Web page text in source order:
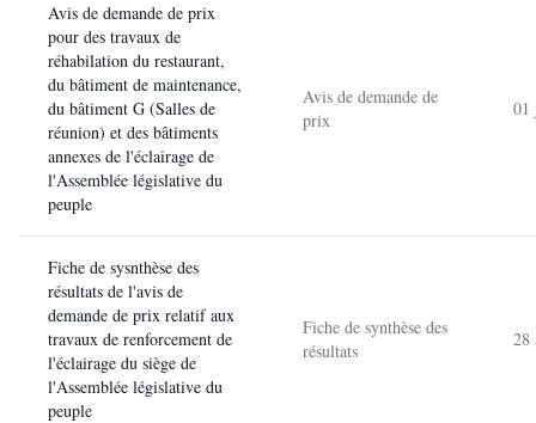
Avis de demande de prix
pour des travaux de
réhabilation du restaurant,
du bâtiment de maintenance,
du bâtiment G (Salles de
réunion) et des bâtiments
annexes de l'éclairage de
l'Assemblée législative du
peuple
Avis de demande de
prix
01
Fiche de sysnthèse des
résultats de l'avis de
demande de prix relatif aux
travaux de renforcement de
l'éclairage du siège de
l'Assemblée législative du
peuple
Fiche de synthèse des
résultats
28